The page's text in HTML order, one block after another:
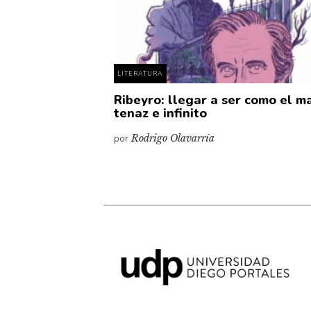
LITERATURA
Ribeyro: llegar a ser como el
tenaz e infinito
porRodrigo Olavarría